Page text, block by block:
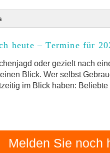
auf dem
Wolnzach
Typen gibt es?
Termine für Wolnzach
Wolnzach
melden
heute – Termine für
oder gezielt nach
Blick. Wer selbst
im Blick haben:
Melden Sie noch